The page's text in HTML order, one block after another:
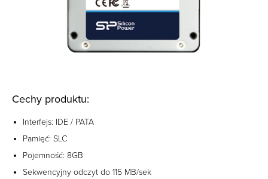
Cechy produktu:
Interfejs: IDE / PATA
Pamięć: SLC
Pojemność: 8GB
Sekwencyjny odczyt do 115 MB/sek